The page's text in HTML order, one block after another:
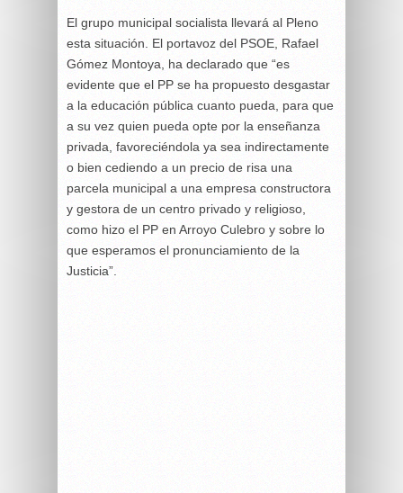
El grupo municipal socialista llevará al Pleno
esta situación. El portavoz del PSOE, Rafael
Gómez Montoya, ha declarado que “es
evidente que el PP se ha propuesto desgastar
a la educación pública cuanto pueda, para que
a su vez quien pueda opte por la enseñanza
privada, favoreciéndola ya sea indirectamente
o bien cediendo a un precio de risa una
parcela municipal a una empresa constructora
y gestora de un centro privado y religioso,
como hizo el PP en Arroyo Culebro y sobre lo
que esperamos el pronunciamiento de la
Justicia”.